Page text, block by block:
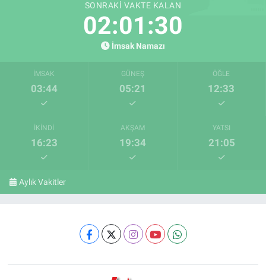
SONRAKI VAKTE KALAN
02:01:29
İmsak Namazı
İMSAK
03:44
GÜNEŞ
05:21
ÖĞLE
12:33
İKINDI
16:23
AKŞAM
19:34
YATSI
21:05
Aylık Vakitler